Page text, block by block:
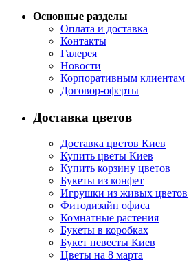
Основные разделы
Оплата и доставка
Контакты
Галерея
Новости
Корпоративным клиентам
Договор-оферты
Доставка цветов
Доставка цветов Киев
Купить цветы Киев
Купить корзину цветов
Букеты из конфет
Игрушки из живых цветов
Фитодизайн офиса
Комнатные растения
Букеты в коробках
Букет невесты Киев
Цветы на 8 марта